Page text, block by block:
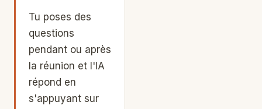
Tu poses des
questions
pendant ou après
la réunion et l'IA
répond en
s'appuyant sur